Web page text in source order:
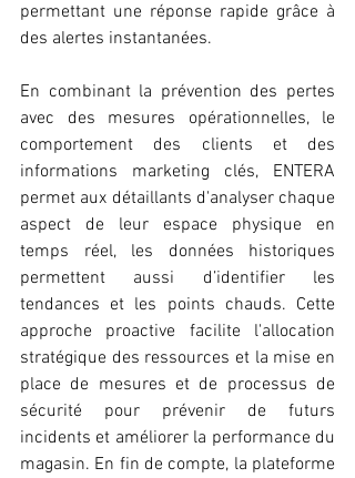
permettant une réponse rapide grâce à
des alertes instantanées.
En combinant la prévention des pertes
avec des mesures opérationnelles, le
comportement des clients et des
informations marketing clés, ENTERA
permet aux détaillants d'analyser chaque
aspect de leur espace physique en
temps réel, les données historiques
permettent aussi d’identifier les
tendances et les points chauds. Cette
approche proactive facilite l'allocation
stratégique des ressources et la mise en
place de mesures et de processus de
sécurité pour prévenir de futurs
incidents et améliorer la performance du
magasin. En fin de compte, la plateforme